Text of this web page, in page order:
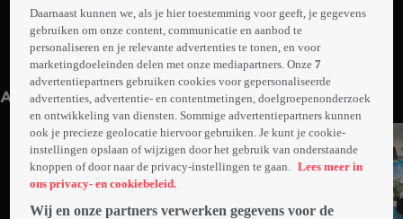
Hazel besluit Diego mee te nemen naar hun oude
woonplaats.
Meer
info
Anderen kijken ook
Daarnaast kunnen we, als je hier toestemming voor geeft, je gegevens
gebruiken om onze content, communicatie en aanbod te
personaliseren en je relevante advertenties te tonen, en voor
marketingdoeleinden delen met onze mediapartners. Onze7
advertentiepartners gebruiken cookies voor gepersonaliseerde
advertenties, advertentie- en contentmetingen, doelgroepenonderzoek
en ontwikkeling van diensten. Sommige advertentiepartners kunnen
ook je precieze geolocatie hiervoor gebruiken. Je kunt je cookie-
instellingen opslaan of wijzigen door het gebruik van onderstaande
knoppen of door naar de privacy-instellingen te gaan.
Lees meer in
ons privacy- en cookiebeleid.
Wij en onze partners verwerken gegevens voor de